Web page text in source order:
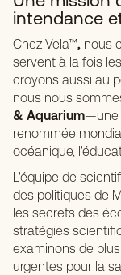
intendance
Chez Vela™, nous
servent à la fois
croyons aussi au
nous nous
& Aquarium—une
renommée
océanique,
L'équipe de
des politiques de
les secrets des
stratégies
examinons de
urgentes pour la